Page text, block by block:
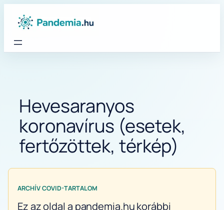
Hevesaranyos
koronavírus (esetek,
fertőzöttek, térkép)
ARCHÍV COVID-TARTALOM
Ez az oldal a pandemia.hu korábbi